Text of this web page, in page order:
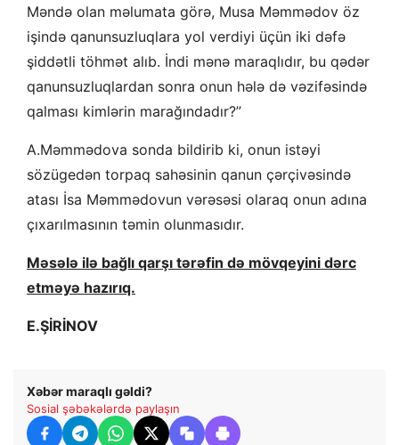
Məndə olan məlumata görə, Musa Məmmədov öz
işində qanunsuzluqlara yol verdiyi üçün iki dəfə
şiddətli töhmət alıb. İndi mənə maraqlıdır, bu qədər
qanunsuzluqlardan sonra onun hələ də vəzifəsində
qalması kimlərin marağındadır?”
A.Məmmədova sonda bildirib ki, onun istəyi
sözügedən torpaq sahəsinin qanun çərçivəsində
atası İsa Məmmədovun vərəsəsi olaraq onun adına
çıxarılmasının təmin olunmasıdır.
Məsələ ilə bağlı qarşı tərəfin də mövqeyini dərc
etməyə hazırıq.
E.ŞİRİNOV
Xəbər maraqlı gəldi?
Sosial şəbəkələrdə paylaşın